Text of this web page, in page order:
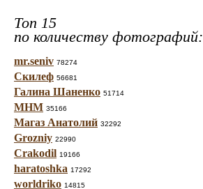
Топ 15
по количеству фотографий:
mr.seniv 78274
Скилеф 56681
Галина Шаненко 51714
МНМ 35166
Магаз Анатолий 32292
Grozniy 22990
Crakodil 19166
haratoshka 17292
worldriko 14815